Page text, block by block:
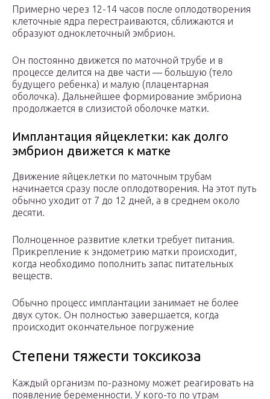
Примерно через 12-14 часов после оплодотворения
клеточные ядра перестраиваются, сближаются и
образуют одноклеточный эмбрион.
Он постоянно движется по маточной трубе и в
процессе делится на две части — большую (тело
будущего ребенка) и малую (плацентарная
оболочка). Дальнейшее формирование эмбриона
продолжается в слизистой оболочке матки.
Имплантация яйцеклетки: как долго
эмбрион движется к матке
Движение яйцеклетки по маточным трубам
начинается сразу после оплодотворения. На этот путь
обычно уходит от 7 до 12 дней, а в среднем около
десяти.
Полноценное развитие клетки требует питания.
Прикрепление к эндометрию матки происходит,
когда необходимо пополнить запас питательных
веществ.
Обычно процесс имплантации занимает не более
двух суток. Он полностью завершается, когда
происходит окончательное погружение
Степени тяжести токсикоза
Каждый организм по-разному может реагировать на
появление беременности. У кого-то по утрам